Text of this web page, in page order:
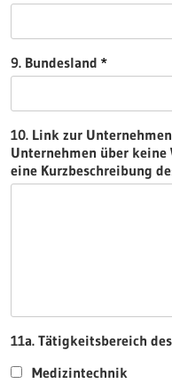
9. Bundesland
10. Link zur
Unternehmen über keine
eine Kurzbeschreibung
11a. Tätigkeitsbereich
Medizintechnik